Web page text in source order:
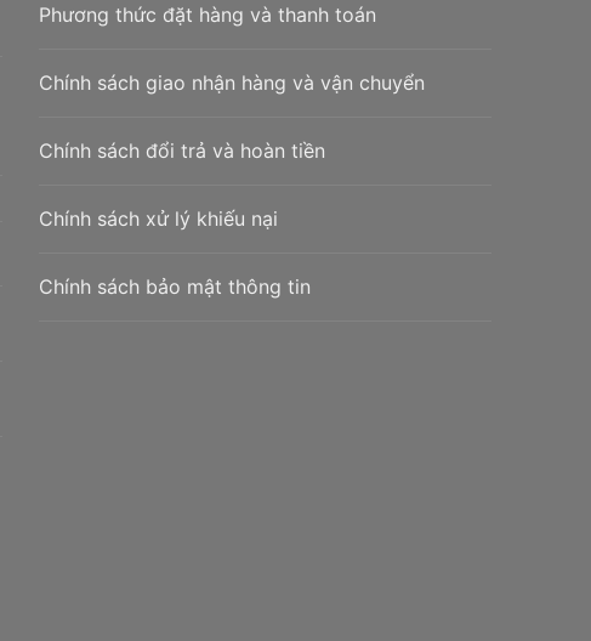
Phương thức đặt hàng và thanh toán
Chính sách giao nhận hàng và vận chuyển
Chính sách đổi trả và hoàn tiền
Chính sách xử lý khiếu nại
Chính sách bảo mật thông tin